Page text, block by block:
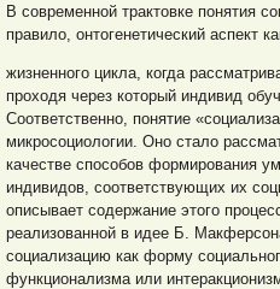
В современной трактовке понятия
правило, онтогенетический аспект
жизненного цикла, когда
проходя через который индивид
Соответственно, понятие
микросоциологии. Оно стало
качестве способов формирования
индивидов, соответствующих их
описывает содержание этого
реализованной в идее Б.
социализацию как форму
функционализма или